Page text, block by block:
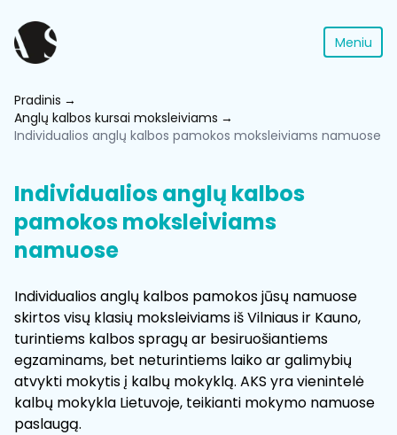
Meniu
Pradinis
Anglų kalbos kursai moksleiviams
Individualios anglų kalbos pamokos moksleiviams namuose
Individualios anglų kalbos
pamokos moksleiviams
namuose
Individualios anglų kalbos pamokos jūsų namuose
skirtos visų klasių moksleiviams iš Vilniaus ir Kauno,
turintiems kalbos spragų ar besiruošiantiems
egzaminams, bet neturintiems laiko ar galimybių
atvykti mokytis į kalbų mokyklą. AKS yra vienintelė
kalbų mokykla Lietuvoje, teikianti mokymo namuose
paslaugą.